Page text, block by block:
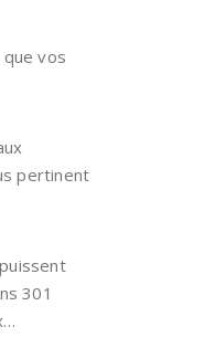
vos
pertinent
301